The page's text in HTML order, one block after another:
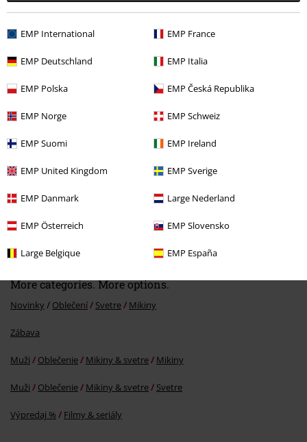
EMP International EMP France
EMP Deutschland EMP Italia
EMP Polska EMP Česká Republika
EMP Norge EMP Schweiz
EMP Suomi EMP Ireland
EMP United Kingdom EMP Sverige
EMP Danmark Large Nederland
EMP Österreich EMP Slovensko
Large Belgique EMP España
Od€ 53,99
More categories. More options.
Novinky Oblečení Svetre Mikiny
Zábava
Muži Oblečenie Mikiny & svetre Mikiny
Muži Oblečenie Mikiny & svetre Svetre
Výpredaj % Filmy & seriály